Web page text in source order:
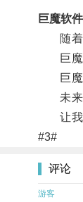
巨魔软
随着手
巨魔软
巨魔软
未来，
让我
#3#
评论
游客